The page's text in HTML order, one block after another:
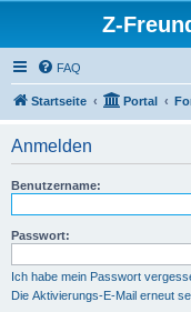
Z-
FAQ
Startseite Portal
Anmelden
Benutzername:
Passwort:
Ich habe mein Passwort
Die Aktivierungs-E-Mail erneut